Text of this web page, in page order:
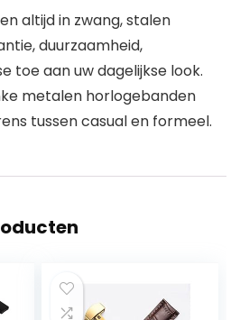
altijd in zwang, stalen
duurzaamheid,
toe aan uw dagelijkse look.
metalen horlogebanden
tussen casual en formeel.